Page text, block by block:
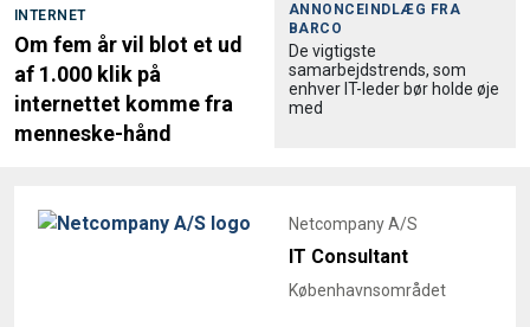
INTERNET
Om fem år vil blot et ud
af 1.000 klik på
internettet komme fra
menneske-hånd
ANNONCEINDLÆG FRA
BARCO
De vigtigste
samarbejdstrends, som
enhver IT-leder bør holde øje
med
Netcompany A/S
IT Consultant
Københavnsområdet